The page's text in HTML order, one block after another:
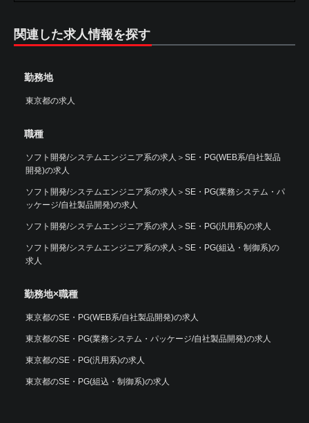
関連した求人情報を探す
勤務地
東京都の求人
職種
ソフト開発/システムエンジニア系の求人 ＞ SE・PG(WEB系/自社製品
開発)の求人
ソフト開発/システムエンジニア系の求人 ＞ SE・PG(業務システム・パ
ッケージ/自社製品開発)の求人
ソフト開発/システムエンジニア系の求人 ＞ SE・PG(汎用系)の求人
ソフト開発/システムエンジニア系の求人 ＞ SE・PG(組込・制御系)の
求人
勤務地×職種
東京都のSE・PG(WEB系/自社製品開発)の求人
東京都のSE・PG(業務システム・パッケージ/自社製品開発)の求人
東京都のSE・PG(汎用系)の求人
東京都のSE・PG(組込・制御系)の求人